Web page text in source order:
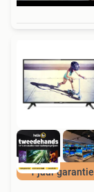
1 jaar garantie